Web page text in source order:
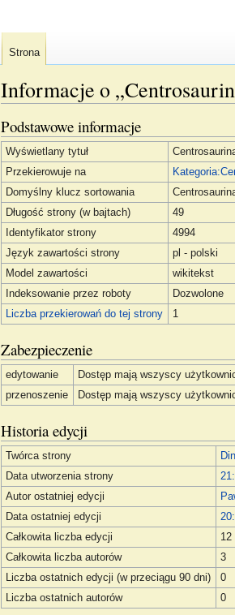
Informacje o
Podstawowe informacje
Wyświetlany tytuł
Przekierowuje na
Domyślny klucz sortowania
Długość strony (w bajtach)
49
Identyfikator strony
4994
Język zawartości strony
pl - polski
Model zawartości
wikitekst
Indeksowanie przez roboty
Dozwolone
Liczba przekierowań do tej strony
1
Zabezpieczenie
edytowanie
Dostęp mają wszyscy
przenoszenie
Dostęp mają wszyscy
Historia edycji
Twórca strony
Data utworzenia strony
Autor ostatniej edycji
Data ostatniej edycji
Całkowita liczba edycji
12
Całkowita liczba autorów
3
Liczba ostatnich edycji (w przeciągu 90 dni)
0
Liczba ostatnich autorów
0
Strona